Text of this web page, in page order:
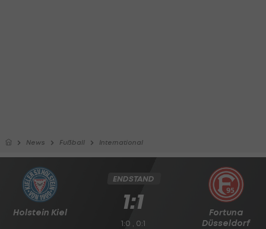
News Fußball International
Holstein Kiel
Fortuna
Düsseldorf
ENDSTAND
1:1
1:0 , 0:1